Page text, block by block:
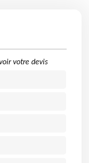
votre devis